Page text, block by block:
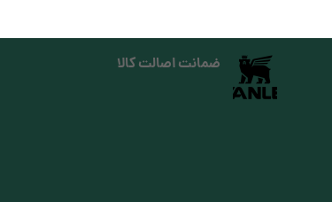
ضمانت اصالت کالا